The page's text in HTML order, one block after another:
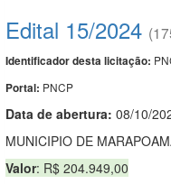
Edital 15/2024
Identificador desta licitação:
Portal: PNCP
Data de abertura: 08/10/
MUNICIPIO DE
Valor: R$ 204.949,00